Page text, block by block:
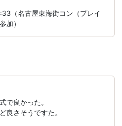
（名古屋東海街コン（プレイ
加）
で良かった。
良さそうですた。